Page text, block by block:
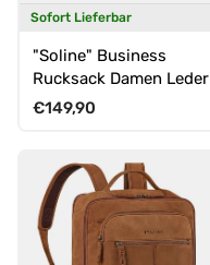
Sofort Lieferbar
"Soline" Business
Rucksack Damen Leder
15.6 - 16 Zoll
Normaler Preis
€149,90